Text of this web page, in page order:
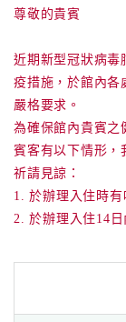
訂
HOT
特
色
民
宿
球
尊敬的貴賓
近期新型冠狀病毒
疫措施，於館內各
嚴格要求。
為確保館內貴賓之
賓客有以下情形，
祈請見諒：
1. 於辦理入住時有
2. 於辦理入住14
3. 於辦理入住14
4. 未配合量測額